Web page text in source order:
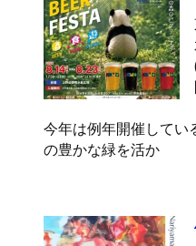
今年は例年開催してい
の豊かな緑を活か